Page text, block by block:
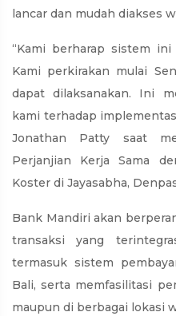
lancar dan mudah diakses
“Kami berharap sistem
Kami perkirakan mulai
dapat dilaksanakan. Ini
kami terhadap
Jonathan Patty saat
Perjanjian Kerja Sama
Koster di Jayasabha,
Bank Mandiri akan
transaksi yang
termasuk sistem
Bali, serta memfasilitasi
maupun di berbagai lokasi